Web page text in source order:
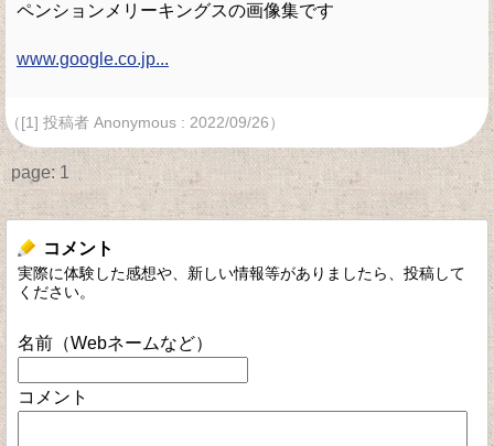
ペンションメリーキングスの画像集です
www.google.co.jp...
（[1] 投稿者 Anonymous : 2022/09/26）
page: 1
コメント
実際に体験した感想や、新しい情報等がありましたら、投稿して
ください。
名前（Webネームなど）
コメント